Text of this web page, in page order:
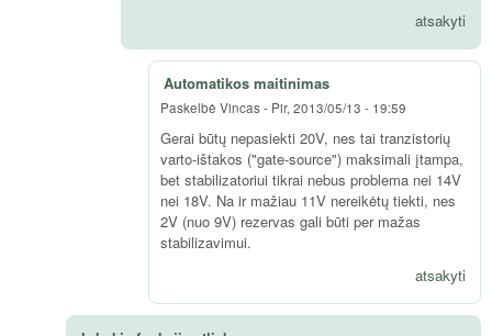
atsakyti
Automatikos maitinimas
Paskelbė Vincas- Pir, 2013/05/13 - 19:59
Gerai būtų nepasiekti 20V, nes tai tranzistorių
varto-ištakos ("gate-source") maksimali įtampa,
bet stabilizatoriui tikrai nebus problema nei 14V
nei 18V. Na ir mažiau 11V nereikėtų tiekti, nes
2V (nuo 9V) rezervas gali būti per mažas
stabilizavimui.
atsakyti